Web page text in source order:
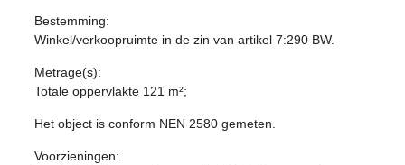
Bestemming:
Winkel/verkoopruimte in de zin van artikel 7:290 BW.
Metrage(s):
Totale oppervlakte 121 m²;
Het object is conform NEN 2580 gemeten.
Voorzieningen: